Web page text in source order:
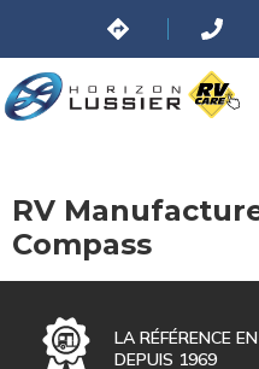
RV
Compass
LA RÉFÉRENCE
DEPUIS 1969